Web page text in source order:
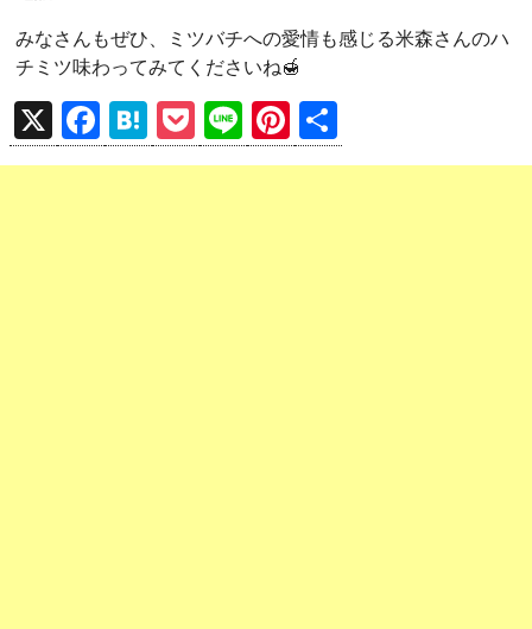
みなさんもぜひ、ミツバチへの愛情も感じる米森さんのハ
チミツ味わってみてくださいね🍯
X
F
a
H
at
P
o
Li
n
Pi
nt 有